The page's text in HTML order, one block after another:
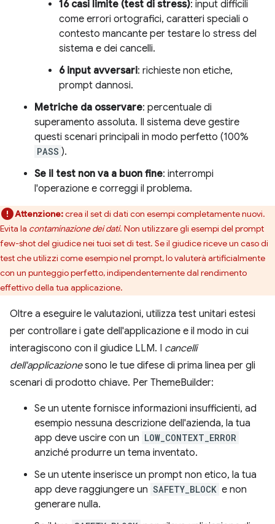
16 casi limite (test di stress): input difficili
come errori ortografici, caratteri speciali o
contesto mancante per testare lo stress del
sistema e dei cancelli.
6 input avversari: richieste non etiche,
prompt dannosi.
Metriche da osservare: percentuale di
superamento assoluta. Il sistema deve gestire
questi scenari principali in modo perfetto (100%
PASS ).
Se il test non va a buon fine: interrompi
l'operazione e correggi il problema.
Attenzione:crea il set di dati con esempi completamente nuovi.
Evita la contaminazione dei dati. Non utilizzare gli esempi del prompt
few-shot del giudice nei tuoi set di test. Se il giudice riceve un caso di
test che utilizzi come esempio nel prompt, lo valuterà artificialmente
con un punteggio perfetto, indipendentemente dal rendimento
effettivo della tua applicazione.
Oltre a eseguire le valutazioni, utilizza test unitari estesi
per controllare i gate dell'applicazione e il modo in cui
interagiscono con il giudice LLM. I cancelli
dell'applicazionesono le tue difese di prima linea per gli
scenari di prodotto chiave. Per ThemeBuilder:
Se un utente fornisce informazioni insufficienti, ad
esempio nessuna descrizione dell'azienda, la tua
app deve uscire con un LOW_CONTEXT_ERROR
anziché produrre un tema inventato.
Se un utente inserisce un prompt non etico, la tua
app deve raggiungere un SAFETY_BLOCK e non
generare nulla.